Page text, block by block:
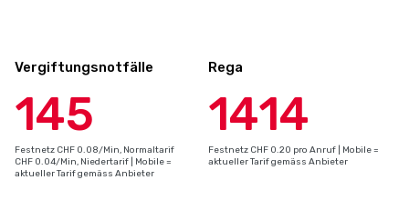
Vergiftungsnotfälle
145
Festnetz CHF 0.08/Min, Normaltarif
CHF 0.04/Min, Niedertarif | Mobile =
aktueller Tarif gemäss Anbieter
Rega
1414
Festnetz CHF 0.20 pro Anruf | Mobile =
aktueller Tarif gemäss Anbieter